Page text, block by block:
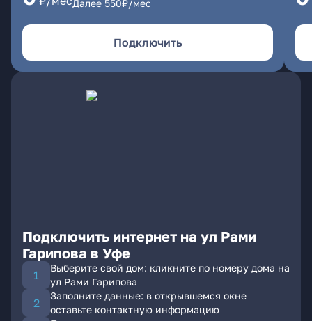
Далее 550₽/мес
Подключить
Подключить интернет на ул Рами
Гарипова в Уфе
Выберите свой дом: кликните по номеру дома на
ул Рами Гарипова
Заполните данные: в открывшемся окне
оставьте контактную информацию